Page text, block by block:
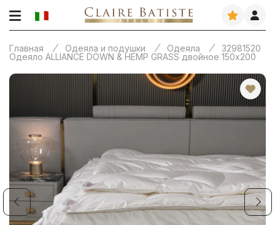
Главная Одеяла и подушки Одеяла
32981520
Одеяло ALLIANCE DOWN & HEMP GRASS двойное 150х200